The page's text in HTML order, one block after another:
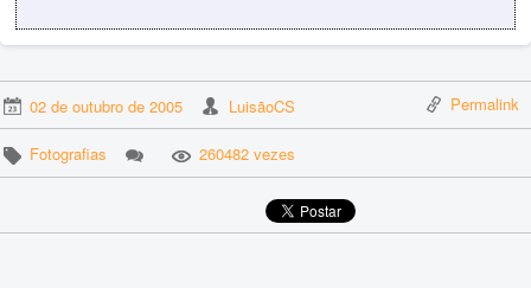
02 de outubro de 2005 LuisãoCS Permalink
Fotografias 260482 vezes